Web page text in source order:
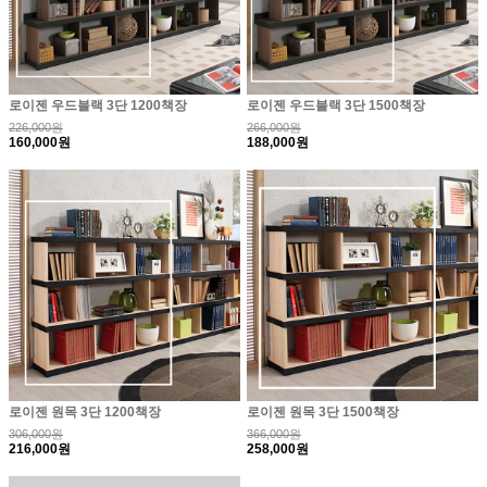
로이젠 우드블랙 3단 1200책장
226,000원
160,000원
로이젠 우드블랙 3단 1500책장
266,000원
188,000원
로이젠 원목 3단 1200책장
306,000원
216,000원
로이젠 원목 3단 1500책장
366,000원
258,000원